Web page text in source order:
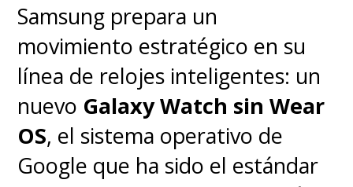
segmento de vehículos 100%
eléctricos (BEV) durante el
primer semestre de 2026.
En conclusión, la percepción es
real y hay más Teslas en las
Samsung prepara un
movimiento estratégico en su
línea de relojes inteligentes: un
nuevo Galaxy Watch sin Wear
OS, el sistema operativo de
Google que ha sido el estándar